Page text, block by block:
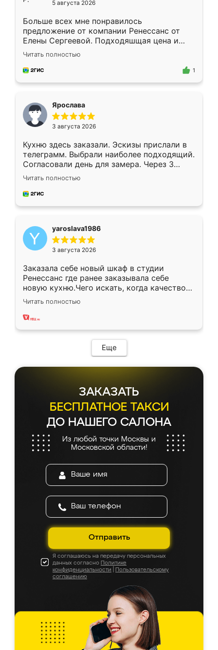
5 августа 2026
Больше всех мне понравилось
предложение от компании Ренессанс от
Елены Сергеевой. Подходяшщая цена и
короткие сроки изготовления. Приехавший
для замера сотрудник Владислав
предложил по моему эскизу самый
Читать полностью
1
Ярослава
3 августа 2026
Кухню здесь заказали. Эскизы прислали в
телеграмм. Выбрали наиболее подходящий.
Согласовали день для замера. Через 3
недели кухня была уже готова. Остались
довольны работой. Спасибо Ренессанс
мебель за качественную работу!
Читать полностью
yaroslava1986
3 августа 2026
Заказала себе новый шкаф в студии
Ренессанс где ранее заказывала себе
новую кухню.Чего искать, когда качеством
вполне довольна. Служит кухня уже почти
два года, нареканий нет.
Читать полностью
Еще
ЗАКАЗАТЬ
БЕСПЛАТНОЕ ТАКСИ
ДО НАШЕГО САЛОНА
Из любой точки Москвы и
Московской области!
Отправить
Я соглашаюсь на передачу персональных
данных согласно Политике
конфиденциальности
Пользовательскому
соглашению